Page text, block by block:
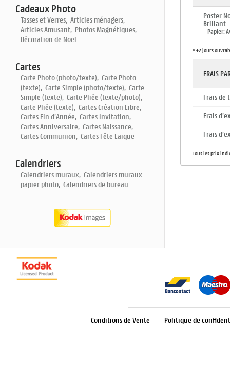
Cadeaux Photo
Tasses et Verres, Articles ménagers,
Articles Amusant, Photos Magnétiques,
Décoration de Noël
Cartes
Carte Photo (photo/texte), Carte Photo
(texte), Carte Simple (photo/texte), Carte
Simple (texte), Carte Pliée (texte/photo),
Carte Pliée (texte), Cartes Création Libre,
Cartes Fin d'Année, Cartes Invitation,
Cartes Anniversaire, Cartes Naissance,
Cartes Communion, Cartes Fête Laïque
Calendriers
Calendriers muraux, Calendriers muraux
papier photo, Calendriers de bureau
Poster
Brillant
Papier:
* +2 jours
FRAIS
Frais
Frais
Frais
Tous les prix
Conditions de Vente Politique de